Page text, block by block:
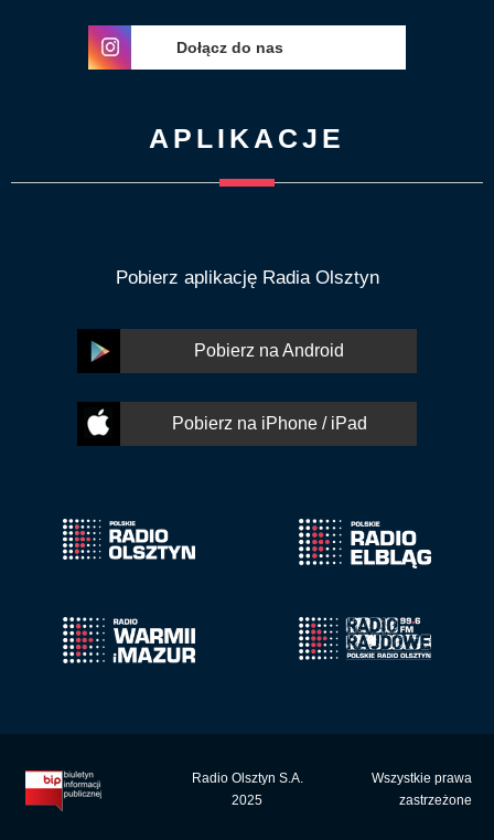
Dołącz do nas
APLIKACJE
Pobierz aplikację Radia Olsztyn
Pobierz na Android
Pobierz na iPhone / iPad
Radio Olsztyn S.A.
2025
Wszystkie prawa
zastrzeżone